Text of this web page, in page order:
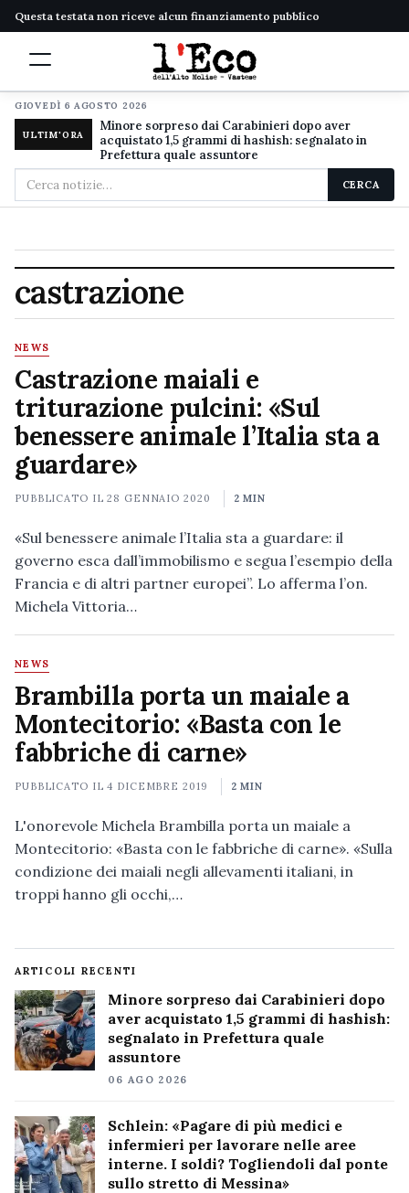
Questa testata non riceve alcun finanziamento pubblico
GIOVEDÌ 6 AGOSTO 2026
ULTIM'ORA
Minore sorpreso dai Carabinieri dopo aver
acquistato 1,5 grammi di hashish: segnalato in
Prefettura quale assuntore
Cerca
nel
CERCA
castrazione
NEWS
Castrazione maiali e
triturazione pulcini: «Sul
benessere animale l’Italia sta a
guardare»
PUBBLICATO IL28 GENNAIO 2020 2 MIN
«Sul benessere animale l’Italia sta a guardare: il
governo esca dall’immobilismo e segua l’esempio della
Francia e di altri partner europei”. Lo afferma l’on.
Michela Vittoria…
NEWS
Brambilla porta un maiale a
Montecitorio: «Basta con le
fabbriche di carne»
PUBBLICATO IL4 DICEMBRE 2019 2 MIN
L'onorevole Michela Brambilla porta un maiale a
Montecitorio: «Basta con le fabbriche di carne». «Sulla
condizione dei maiali negli allevamenti italiani, in
troppi hanno gli occhi,…
ARTICOLI RECENTI
Minore sorpreso dai Carabinieri dopo
aver acquistato 1,5 grammi di hashish:
segnalato in Prefettura quale
assuntore
06 AGO 2026
Schlein: «Pagare di più medici e
infermieri per lavorare nelle aree
interne. I soldi? Togliendoli dal ponte
sullo stretto di Messina»